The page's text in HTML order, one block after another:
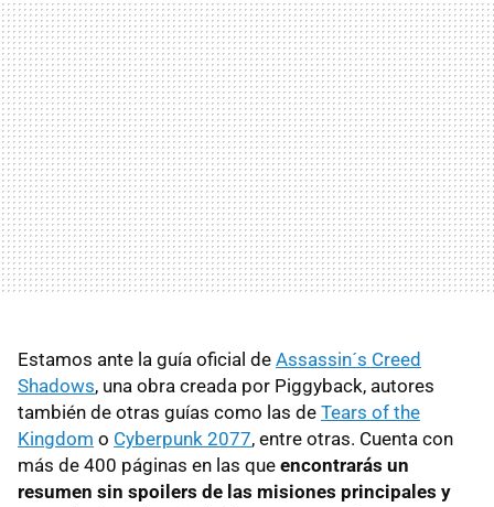
Estamos ante la guía oficial de Assassin´s Creed
Shadows, una obra creada por Piggyback, autores
también de otras guías como las de Tears of the
Kingdom o Cyberpunk 2077, entre otras. Cuenta con
más de 400 páginas en las que encontrarás un
resumen sin spoilers de las misiones principales y